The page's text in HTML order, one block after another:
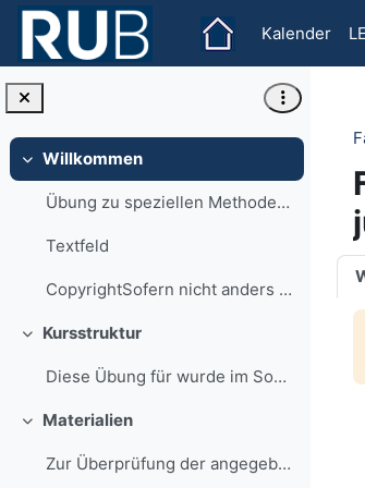
Zum Hauptinhalt
Kalender
Einklappen
Willkommen
Übung zu speziellen Methoden und Theorien: Forschu...
Textfeld
CopyrightSofern nicht anders angegeben, stehen all...
Einklappen
Kursstruktur
Diese Übung für wurde im Sommersemester 2019 angeb...
Einklappen
Materialien
Zur Überprüfung der angegebenen Literatur und Quel...